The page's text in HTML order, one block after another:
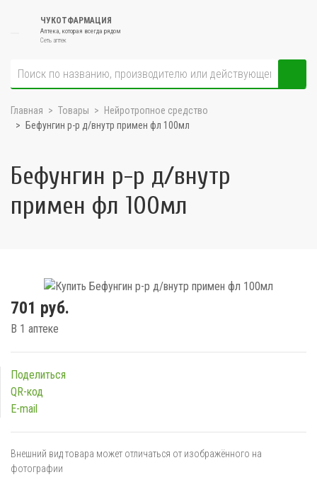
ЧУКОТФАРМАЦИЯ
Аптека, которая всегда рядом
Сеть аптек
Главная Товары
Нейротропное средство
Бефунгин р-р д/внутр примен фл 100мл
Бефунгин р-р д/внутр
примен фл 100мл
701 руб.
В 1 аптеке
Поделиться
QR-код
E-mail
Внешний вид товара может отличаться от изображённого на
фотографии